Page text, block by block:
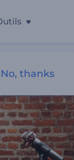
No, thanks